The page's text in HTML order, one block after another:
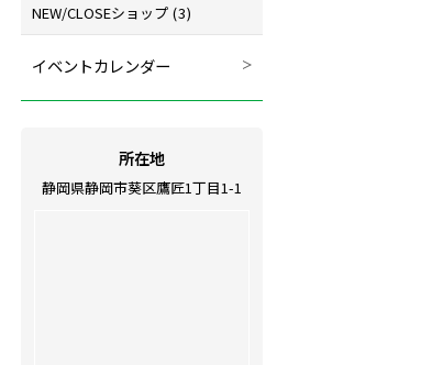
NEW/CLOSEショップ(3)
イベントカレンダー
所在地
静岡県静岡市葵区鷹匠1丁目1-1